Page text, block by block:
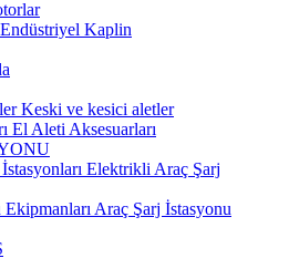
Endüstriyel Kaplin
Keski ve kesici aletler
El Aleti Aksesuarları
Elektrikli Araç Şarj
Araç Şarj İstasyonu